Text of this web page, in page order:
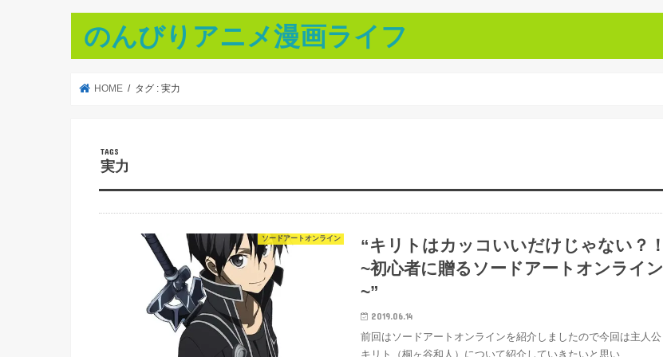
のんびりアニメ漫画ライフ
HOME タグ : 実力
実力
ソードアートオンライン
“キリトはカッコいいだけじゃない？！
~初心者に贈るソードアートオンライン
~”
2019.06.14
前回はソードアートオンラインを紹介しましたので今回は主人公
キリト（桐ヶ谷和人）について紹介していきたいと思い…